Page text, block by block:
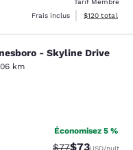
Tarif Membre
Frais inclus
Afficher les
$120 total
- Skyline
- Skyline Drive
km
Économisez 5 %
Tarif barré :
$77Tarif réduit :
$73USD/nuit